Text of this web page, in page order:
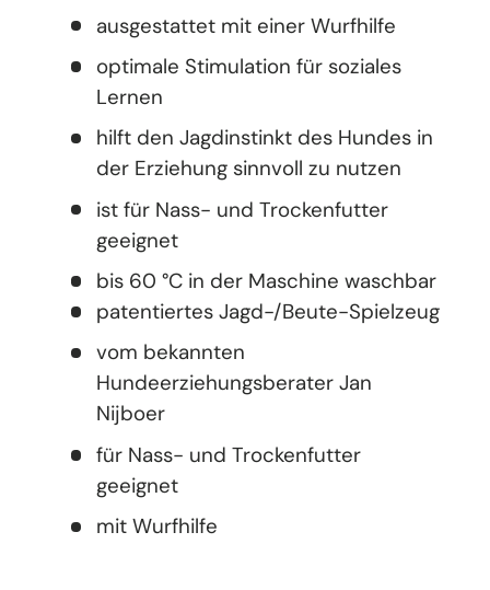
ausgestattet mit einer Wurfhilfe
optimale Stimulation für soziales
Lernen
hilft den Jagdinstinkt des Hundes in
der Erziehung sinnvoll zu nutzen
ist für Nass- und Trockenfutter
geeignet
bis 60 °C in der Maschine waschbar
patentiertes Jagd-/Beute-Spielzeug
vom bekannten
Hundeerziehungsberater Jan
Nijboer
für Nass- und Trockenfutter
geeignet
mit Wurfhilfe